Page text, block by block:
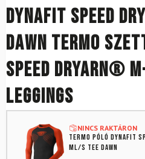
DYNAFIT Speed
Dawn termo szett
Speed Dryarn®
Leggings
NINCS RAKTÁRON
Termo póló DYNAFIT
ML/S TEE Dawn